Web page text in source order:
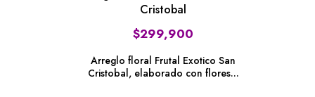
Cristobal
$299,900
Arreglo floral Frutal Exotico San
Cristobal, elaborado con flores...